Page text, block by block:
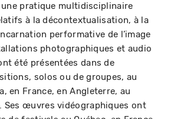
une pratique multidisciplinaire
à la décontextualisation, à la
performative de l’image
photographiques et audio
été présentées dans de
solos ou de groupes, au
en France, en Angleterre, au
Ses œuvres vidéographiques ont